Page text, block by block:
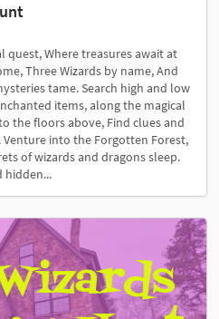
quest, Where treasures await at
Three Wizards by name, And
tame. Search high and low
items, along the magical
the floors above, Find clues and
into the Forgotten Forest,
of wizards and dragons sleep.
hidden...